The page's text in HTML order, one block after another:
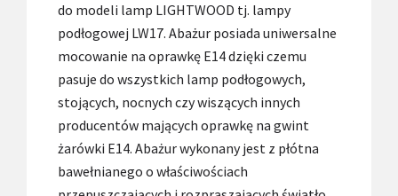
do modeli lamp LIGHTWOOD tj. lampy
podłogowej LW17. Abażur posiada uniwersalne
mocowanie na oprawkę E14 dzięki czemu
pasuje do wszystkich lamp podłogowych,
stojących, nocnych czy wiszących innych
producentów mających oprawkę na gwint
żarówki E14. Abażur wykonany jest z płótna
bawełnianego o właściwościach